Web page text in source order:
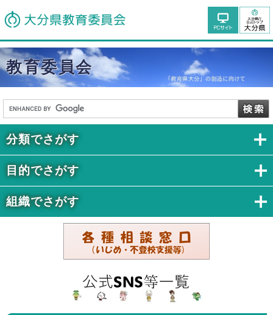
教育委員会
分類でさがす
目的でさがす
組織でさがす